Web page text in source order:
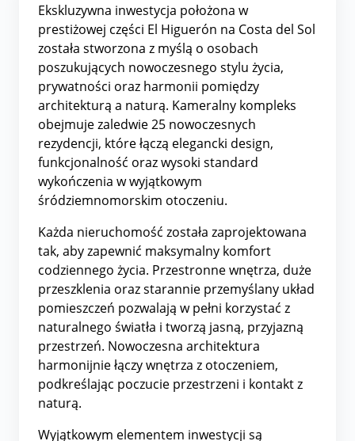
Ekskluzywna inwestycja położona w
prestiżowej części El Higuerón na Costa del Sol
została stworzona z myślą o osobach
poszukujących nowoczesnego stylu życia,
prywatności oraz harmonii pomiędzy
architekturą a naturą. Kameralny kompleks
obejmuje zaledwie 25 nowoczesnych
rezydencji, które łączą elegancki design,
funkcjonalność oraz wysoki standard
wykończenia w wyjątkowym
śródziemnomorskim otoczeniu.
Każda nieruchomość została zaprojektowana
tak, aby zapewnić maksymalny komfort
codziennego życia. Przestronne wnętrza, duże
przeszklenia oraz starannie przemyślany układ
pomieszczeń pozwalają w pełni korzystać z
naturalnego światła i tworzą jasną, przyjazną
przestrzeń. Nowoczesna architektura
harmonijnie łączy wnętrza z otoczeniem,
podkreślając poczucie przestrzeni i kontakt z
naturą.
Wyjątkowym elementem inwestycji są